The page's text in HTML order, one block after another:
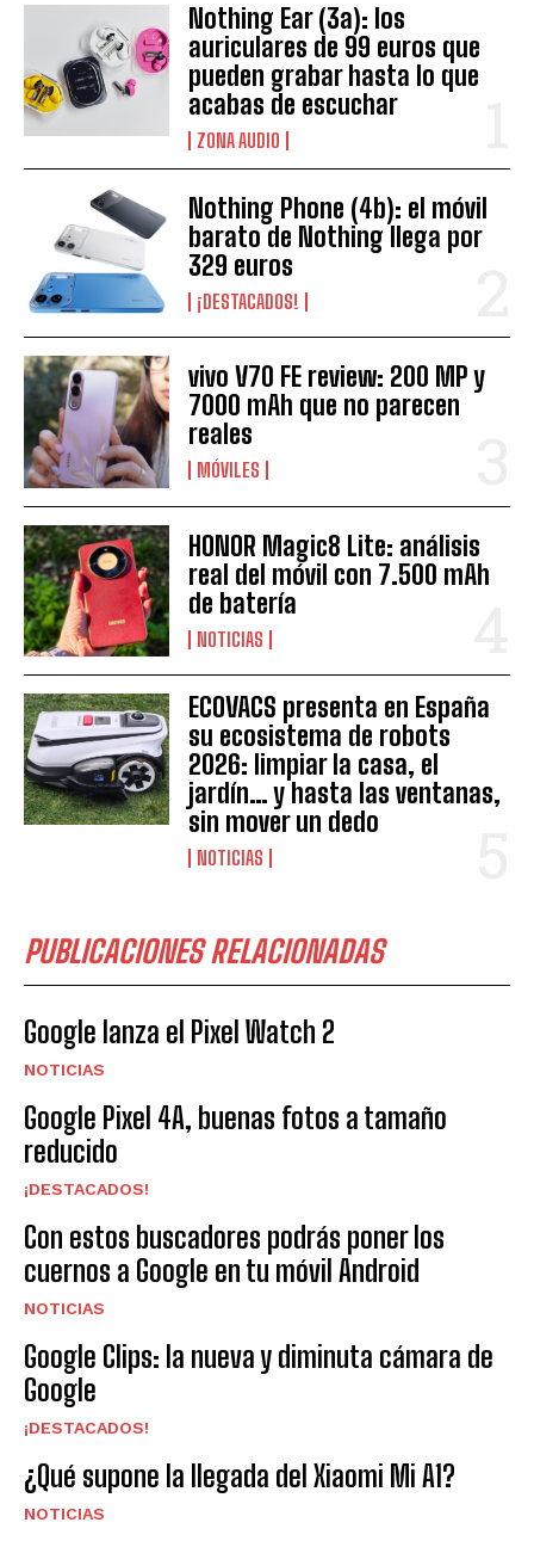
Nothing Ear (3a): los
auriculares de 99 euros que
pueden grabar hasta lo que
acabas de escuchar
ZONA AUDIO
Nothing Phone (4b): el móvil
barato de Nothing llega por
329 euros
¡DESTACADOS!
vivo V70 FE review: 200 MP y
7000 mAh que no parecen
reales
MÓVILES
HONOR Magic8 Lite: análisis
real del móvil con 7.500 mAh
de batería
NOTICIAS
ECOVACS presenta en España
su ecosistema de robots
2026: limpiar la casa, el
jardín… y hasta las ventanas,
sin mover un dedo
NOTICIAS
PUBLICACIONES RELACIONADAS
Google lanza el Pixel Watch 2
NOTICIAS
Google Pixel 4A, buenas fotos a tamaño
reducido
¡DESTACADOS!
Con estos buscadores podrás poner los
cuernos a Google en tu móvil Android
NOTICIAS
Google Clips: la nueva y diminuta cámara de
Google
¡DESTACADOS!
¿Qué supone la llegada del Xiaomi Mi A1?
NOTICIAS